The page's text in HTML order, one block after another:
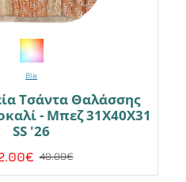
Ble
Τσάντα Θαλάσσης
- Μπεζ 31X40X31
SS '26
40.00€